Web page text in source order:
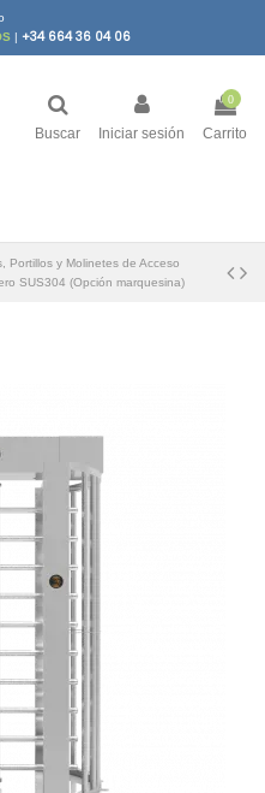
| +34 664 36 04 06
Buscar Iniciar sesión
0
Carrito
Portillos y Molinetes de Acceso
SUS304 (Opción marquesina)